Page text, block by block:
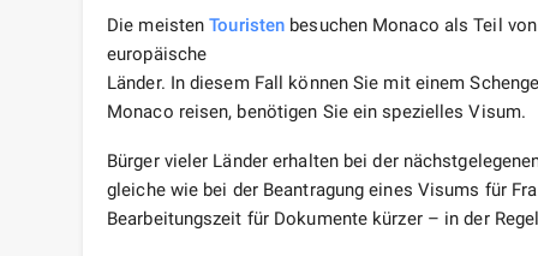
Die meistenTouristen besuchen Monaco als Teil
europäische
Länder. In diesem Fall können Sie mit einem
Monaco reisen, benötigen Sie ein spezielles Visum.
Bürger vieler Länder erhalten bei der
gleiche wie bei der Beantragung eines Visums für
Bearbeitungszeit für Dokumente kürzer – in der